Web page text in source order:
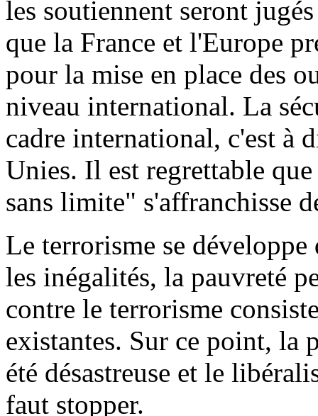
les soutiennent seront
que la France et l'Europe
pour la mise en place des
niveau international. La
cadre international, c'est à
Unies. Il est regrettable
sans limite" s'affranchisse
Le terrorisme se
les inégalités, la pauvreté
contre le terrorisme
existantes. Sur ce point, la
été désastreuse et le
faut stopper.